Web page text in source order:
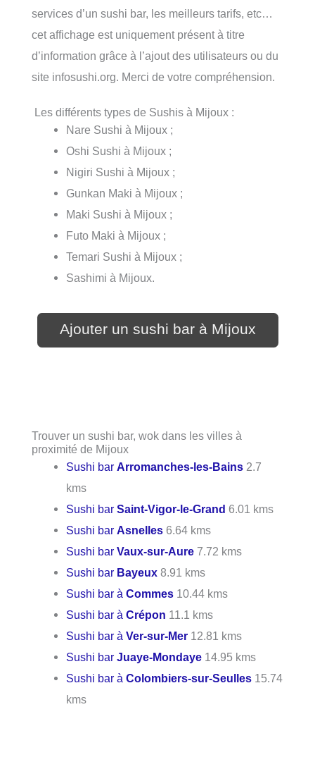
services d’un sushi bar, les meilleurs tarifs, etc…
cet affichage est uniquement présent à titre
d’information grâce à l’ajout des utilisateurs ou du
site infosushi.org. Merci de votre compréhension.
Les différents types de Sushis à Mijoux :
Nare Sushi à Mijoux ;
Oshi Sushi à Mijoux ;
Nigiri Sushi à Mijoux ;
Gunkan Maki à Mijoux ;
Maki Sushi à Mijoux ;
Futo Maki à Mijoux ;
Temari Sushi à Mijoux ;
Sashimi à Mijoux.
Ajouter un sushi bar à Mijoux
Trouver un sushi bar, wok dans les villes à
proximité de Mijoux
Sushi barArromanches-les-Bains 2.7
kms
Sushi barSaint-Vigor-le-Grand 6.01 kms
Sushi barAsnelles 6.64 kms
Sushi barVaux-sur-Aure 7.72 kms
Sushi bar Bayeux 8.91 kms
Sushi bar àCommes 10.44 kms
Sushi bar àCrépon 11.1 kms
Sushi bar àVer-sur-Mer 12.81 kms
Sushi barJuaye-Mondaye 14.95 kms
Sushi bar àColombiers-sur-Seulles 15.74
kms